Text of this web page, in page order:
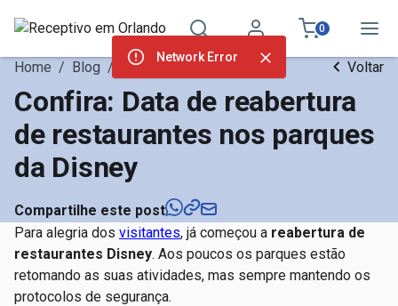
0
Home / Blog / Notícias Voltar
Confira: Data de reabertura
de restaurantes nos parques
da Disney
Compartilhe este post
Para alegria dos visitantes, já começou a reabertura de
restaurantes Disney. Aos poucos os parques estão
retomando as suas atividades, mas sempre mantendo os
protocolos de segurança.
Network Error